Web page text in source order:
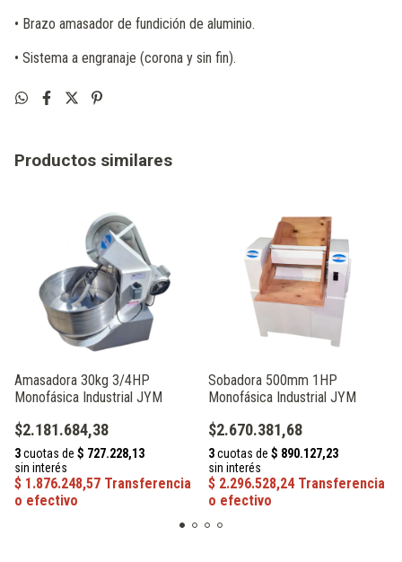
• Brazo amasador de fundición de aluminio.
• Sistema a engranaje (corona y sin fin).
Productos similares
Amasadora 30kg 3/4HP
Monofásica Industrial JYM
$2.181.684,38
Sobadora 500mm 1HP
Monofásica Industrial JYM
$2.670.381,68